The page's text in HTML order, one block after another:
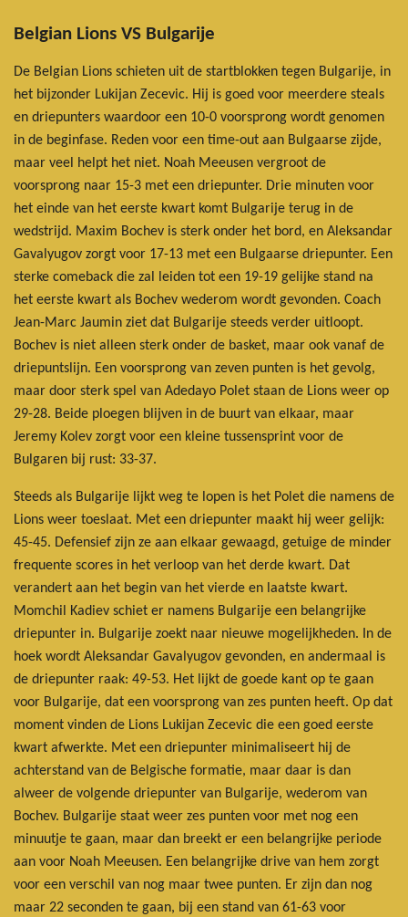
Belgian Lions VS Bulgarije
De Belgian Lions schieten uit de startblokken tegen Bulgarije, in
het bijzonder Lukijan Zecevic. Hij is goed voor meerdere steals
en driepunters waardoor een 10-0 voorsprong wordt genomen
in de beginfase. Reden voor een time-out aan Bulgaarse zijde,
maar veel helpt het niet. Noah Meeusen vergroot de
voorsprong naar 15-3 met een driepunter. Drie minuten voor
het einde van het eerste kwart komt Bulgarije terug in de
wedstrijd. Maxim Bochev is sterk onder het bord, en Aleksandar
Gavalyugov zorgt voor 17-13 met een Bulgaarse driepunter. Een
sterke comeback die zal leiden tot een 19-19 gelijke stand na
het eerste kwart als Bochev wederom wordt gevonden. Coach
Jean-Marc Jaumin ziet dat Bulgarije steeds verder uitloopt.
Bochev is niet alleen sterk onder de basket, maar ook vanaf de
driepuntslijn. Een voorsprong van zeven punten is het gevolg,
maar door sterk spel van Adedayo Polet staan de Lions weer op
29-28. Beide ploegen blijven in de buurt van elkaar, maar
Jeremy Kolev zorgt voor een kleine tussensprint voor de
Bulgaren bij rust: 33-37.
Steeds als Bulgarije lijkt weg te lopen is het Polet die namens de
Lions weer toeslaat. Met een driepunter maakt hij weer gelijk:
45-45. Defensief zijn ze aan elkaar gewaagd, getuige de minder
frequente scores in het verloop van het derde kwart. Dat
verandert aan het begin van het vierde en laatste kwart.
Momchil Kadiev schiet er namens Bulgarije een belangrijke
driepunter in. Bulgarije zoekt naar nieuwe mogelijkheden. In de
hoek wordt Aleksandar Gavalyugov gevonden, en andermaal is
de driepunter raak: 49-53. Het lijkt de goede kant op te gaan
voor Bulgarije, dat een voorsprong van zes punten heeft. Op dat
moment vinden de Lions Lukijan Zecevic die een goed eerste
kwart afwerkte. Met een driepunter minimaliseert hij de
achterstand van de Belgische formatie, maar daar is dan
alweer de volgende driepunter van Bulgarije, wederom van
Bochev. Bulgarije staat weer zes punten voor met nog een
minuutje te gaan, maar dan breekt er een belangrijke periode
aan voor Noah Meeusen. Een belangrijke drive van hem zorgt
voor een verschil van nog maar twee punten. Er zijn dan nog
maar 22 seconden te gaan, bij een stand van 61-63 voor